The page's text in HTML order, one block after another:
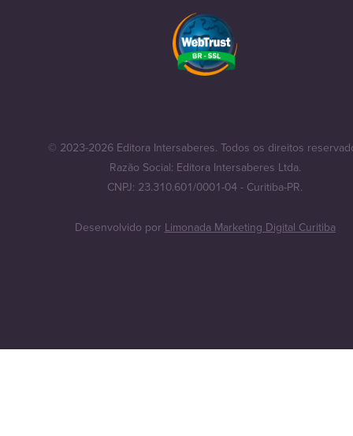
© 2023-2026 Editora Intersaberes. Todos os direitos
Razão Social: Editora Intersaberes Ltda.
CNPJ: 23.310.601/0001-04 - Curitiba-PR.
Desenvolvido por Limonada Marketing Digital Curitiba